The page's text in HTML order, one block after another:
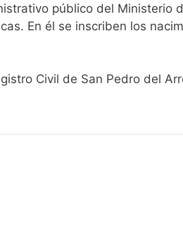
público del Ministerio
En él se inscriben los
Civil de San Pedro del